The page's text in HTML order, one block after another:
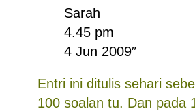
Sarah
4.45 pm
4 Jun 2009″
Entri ini ditulis sehari
100 soalan tu. Dan pada